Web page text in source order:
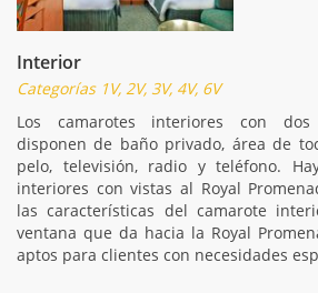
Interior
Categorías 1V, 2V, 3V, 4V, 6V
Los camarotes interiores con dos
disponen de baño privado, área de
pelo, televisión, radio y teléfono.
interiores con vistas al Royal
las características del camarote
ventana que da hacia la Royal
aptos para clientes con necesidades